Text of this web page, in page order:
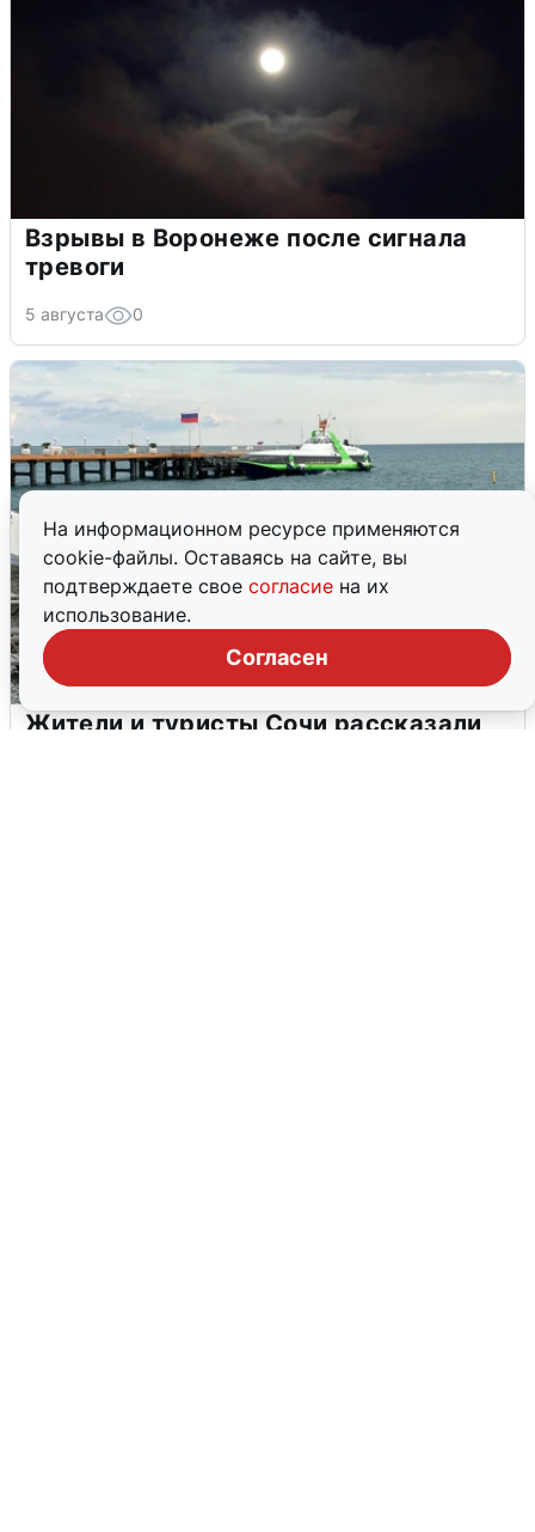
На информационном ресурсе применяются
cookie-файлы. Оставаясь на сайте, вы
подтверждаете свое согласие на их
использование.
Согласен
Взрывы в Воронеже после сигнала
тревоги
5 августа 0
Жители и туристы Сочи рассказали